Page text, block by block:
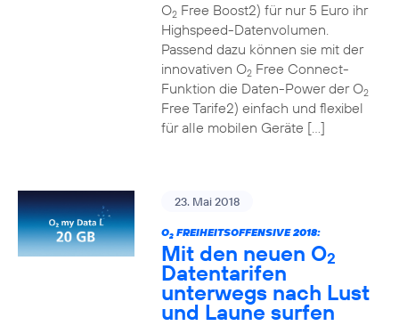
O2Free Boost2) für nur 5 Euro ihr
Highspeed-Datenvolumen.
Passend dazu können sie mit der
innovativen O2Free Connect-
Funktion die Daten-Power der O2
Free Tarife2) einfach und flexibel
für alle mobilen Geräte […]
23. Mai 2018
O2FREIHEITSOFFENSIVE 2018:
Mit den neuen O2
Datentarifen
unterwegs nach Lust
und Laune surfen